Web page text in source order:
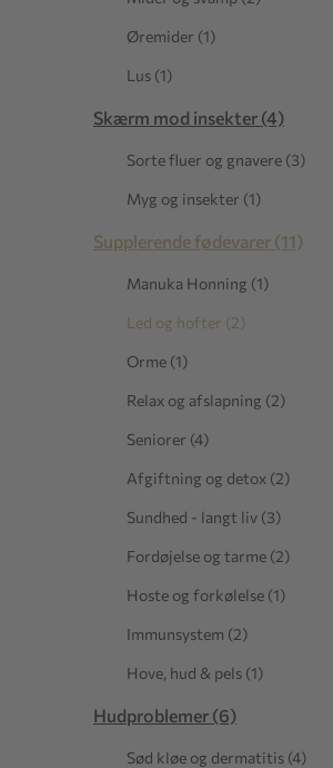
Øremider (1)
Lus (1)
Skærm mod insekter (4)
Sorte fluer og gnavere (3)
Myg og insekter (1)
Supplerende fødevarer (11)
Manuka Honning (1)
Led og hofter (2)
Orme (1)
Relax og afslapning (2)
Seniorer (4)
Afgiftning og detox (2)
Sundhed - langt liv (3)
Fordøjelse og tarme (2)
Hoste og forkølelse (1)
Immunsystem (2)
Hove, hud & pels (1)
Hudproblemer (6)
Sød kløe og dermatitis (4)